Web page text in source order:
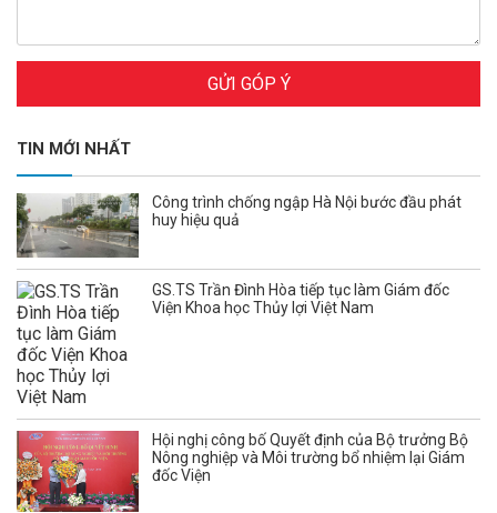
GỬI GÓP Ý
TIN MỚI NHẤT
Công trình chống ngập Hà Nội bước đầu phát
huy hiệu quả
GS.TS Trần Đình Hòa tiếp tục làm Giám đốc
Viện Khoa học Thủy lợi Việt Nam
Hội nghị công bố Quyết định của Bộ trưởng Bộ
Nông nghiệp và Môi trường bổ nhiệm lại Giám
đốc Viện